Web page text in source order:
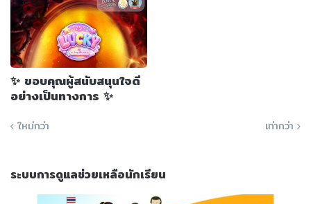
✨ ขอบคุณผู้สนับสนุนใจดี
อย่างเป็นทางการ ✨
ใหม่กว่า เก่ากว่า
ระบบการดูแลช่วยเหลือนักเรียน